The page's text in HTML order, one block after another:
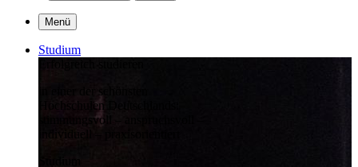
Menü
Studium
in einer der schönsten
Hochschulen Deutschlands:
stimmungsvoll – anspruchsvoll –
individuell – praxisorientiert